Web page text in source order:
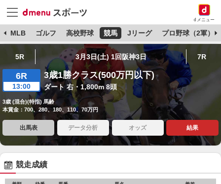
dメニュー
MLB ゴルフ 高校野球 競馬 Jリーグ プロ野球（2軍）
5R 3月3日(土) 1回阪神3日 7R
6R
13:00
3歳1勝クラス(500万円以下)
ダート 右・1,800m 8頭
3歳 (混合)(特指) 馬齢
本賞金：700、280、180、110、70万円
出馬表 データ分析 オッズ 結果
競走成績